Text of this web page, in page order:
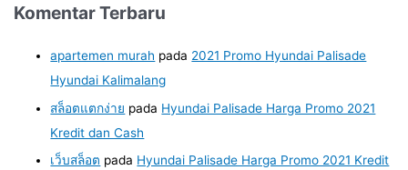
Komentar Terbaru
apartemen murah pada 2021 Promo Hyundai Palisade
Hyundai Kalimalang
สล็อตแตกง่าย pada Hyundai Palisade Harga Promo 2021
Kredit dan Cash
เว็บสล็อต pada Hyundai Palisade Harga Promo 2021 Kredit